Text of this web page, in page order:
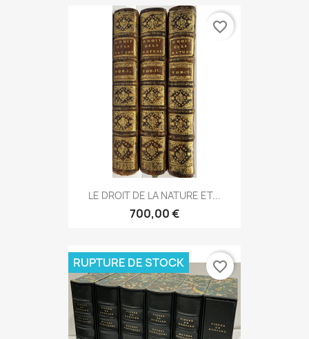
LE DROIT DE LA NATURE ET...
700,00 €
favorite_border
RUPTURE DE STOCK favorite_border